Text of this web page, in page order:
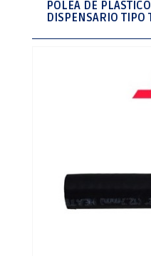
POLEA DE
DISPENSARIO TIPO